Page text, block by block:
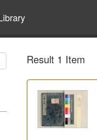
Result 1 Item